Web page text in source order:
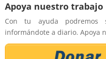
Apoya nuestro trabajo
Con tu ayuda podremos
informándote a diario. Apoya